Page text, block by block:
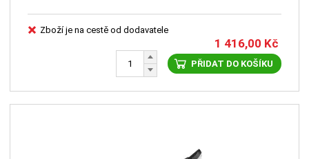
Zboží je na cestě od dodavatele
1 416,00 Kč
PŘIDAT DO KOŠÍKU